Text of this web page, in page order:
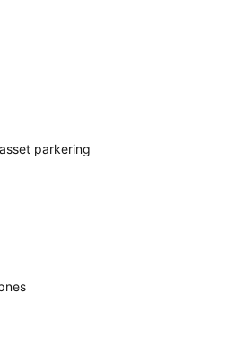
parkering